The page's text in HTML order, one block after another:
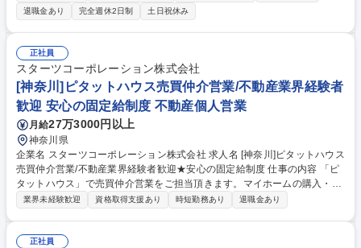
き、ご経験やスキルが社会貢献に直結するお仕事です。 道路や河川には、
監視カメラや気象観測設備等、様々な設備が設置されています。インフラ
におけるこれらの設備は15年～20年周期で更新・改修の必要があり、都
度最新の機材を用いた改善がなされています。インフラ通信設備の設計は
ビジネスモデルとして安定受注が見込めるだけでなく、常に最新技術を活
かした設計を行うため、技術を磨き続けることができ、かつ社会貢献性の
非常に大きい仕事です。 募集職種 九州【建設コンサルタント(インフラ施
設の電気・通信設備)】人材育成・働き方◎
退職金あり
完全週休2日制 土日祝休み
正社員
スターツコーポレーション株式会社
[神奈川]ピタットハウス売買仲介営業/不動産業界経験者
歓迎 安心の固定給制度 不動産個人営業
月給27万3000円以上
神奈川県
企業名 スターツコーポレーション株式会社 求人名 [神奈川]ピタットハウス
売買仲介営業/不動産業界経験者歓迎★安心の固定給制度 仕事の内容 「ピ
タットハウス」で売買仲介営業をご担当頂きます。マイホームの購入・買
い替えや、事業用不動産による財産形成など、あらゆるご要望に対応して
至るまでのサポート業務全般を担当いただきます。 【キャリア】店長への
業界未経験歓迎 資格取得支援あり 時短勤務あり 退職金あり
正社員